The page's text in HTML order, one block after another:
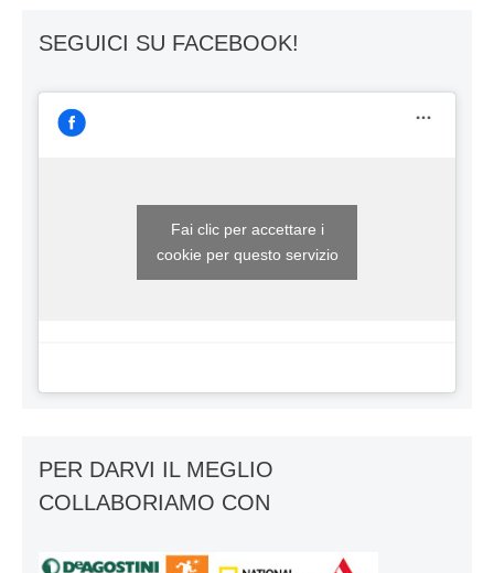
SEGUICI SU FACEBOOK!
Fai clic per accettare i
cookie per questo servizio
PER DARVI IL MEGLIO
COLLABORIAMO CON